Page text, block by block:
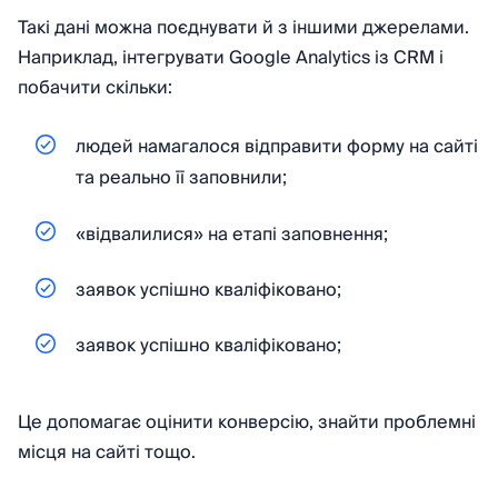
Такі дані можна поєднувати й з іншими джерелами.
Наприклад, інтегрувати Google Analytics із CRM і
побачити скільки:
людей намагалося відправити форму на сайті
та реально її заповнили;
«відвалилися» на етапі заповнення;
заявок успішно кваліфіковано;
заявок успішно кваліфіковано;
Це допомагає оцінити конверсію, знайти проблемні
місця на сайті тощо.